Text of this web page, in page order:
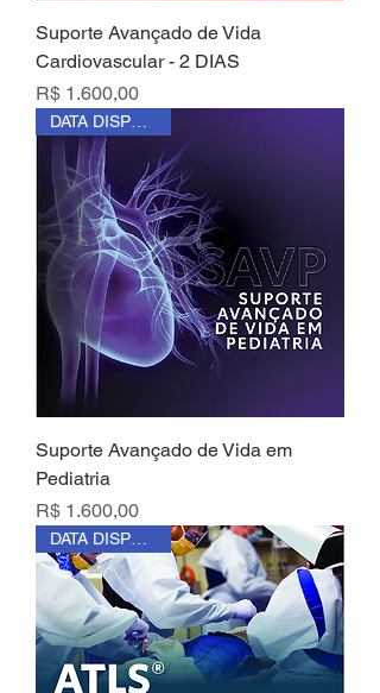
Suporte Avançado de Vida
Cardiovascular - 2 DIAS
Preço
R$ 1.600,00
Suporte Avançado de Vida em
Pediatria
Preço
R$ 1.600,00